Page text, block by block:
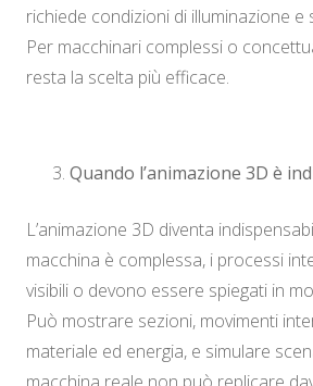
richiede condizioni di illuminazione
Per macchinari complessi o
resta la scelta più efficace.
Quando l’animazione 3D è
L’animazione 3D diventa
macchina è complessa, i processi
visibili o devono essere spiegati in
Può mostrare sezioni, movimenti
materiale ed energia, e simulare